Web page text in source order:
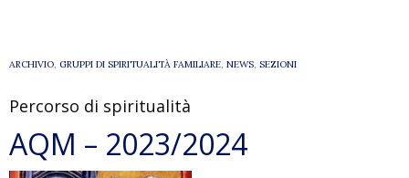
ARCHIVIO, GRUPPI DI SPIRITUALITÀ FAMILIARE, NEWS, SEZIONI
Percorso di spiritualità
AQM – 2023/2024